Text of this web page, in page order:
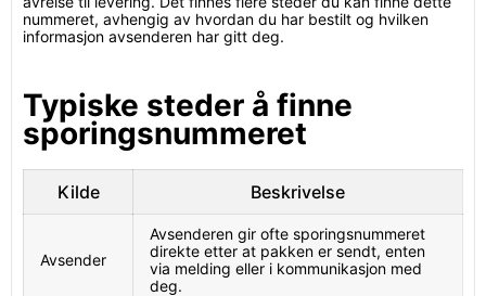
nummeret, avhengig av hvordan du har bestilt og hvilken
informasjon avsenderen har gitt deg.
Typiske steder å finne
sporingsnummeret
Kilde Beskrivelse
Avsender
Avsenderen gir ofte sporingsnummeret
direkte etter at pakken er sendt, enten
via melding eller i kommunikasjon med
deg.